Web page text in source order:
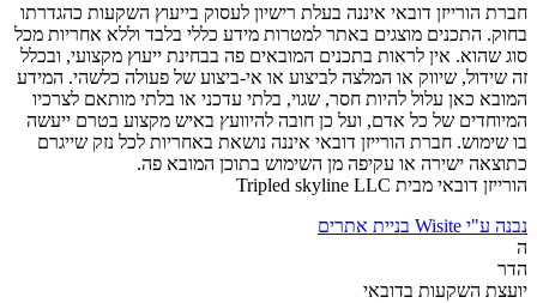
חברת הורייזן דובאי איננה בעלת רישיון לעסוק בייעוץ השקעות כהגדרתו
בחוק. התכנים מוצגים באתר למטרות מידע כללי בלבד וללא אחריות מכל
סוג שהוא. אין לראות בתכנים המובאים פה בבחינת ייעוץ מקצועי, ובכלל
זה שידול, שיווק או המלצה לביצוע או אי-ביצוע של פעולה כלשהי. המידע
המובא כאן עלול להיות חסר, שגוי, בלתי עדכני או בלתי מותאם לצרכיו
המיוחדים של כל אדם, ועל כן חובה להיוועץ באיש מקצוע בטרם ייעשה
בו שימוש. חברת הורייזן דובאי איננה נושאת באחריות לכל נזק שייגרם
כתוצאה ישירה או עקיפה מן השימוש בתוכן המובא פה.
הורייזן דובאי מבית Tripled skyline LLC
נבנה ע"י Wisite בניית אתרים
ה
הדר
יועצת השקעות בדובאי